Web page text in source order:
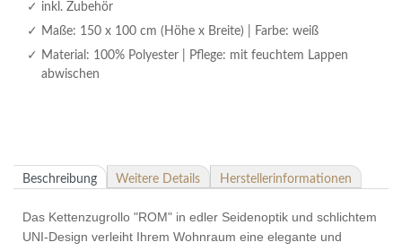
inkl. Zubehör
Maße: 150 x 100 cm (Höhe x Breite) | Farbe: weiß
Material: 100% Polyester | Pflege: mit feuchtem Lappen
abwischen
Beschreibung Weitere Details Herstellerinformationen
Das Kettenzugrollo "ROM" in edler Seidenoptik und schlichtem
UNI-Design verleiht Ihrem Wohnraum eine elegante und